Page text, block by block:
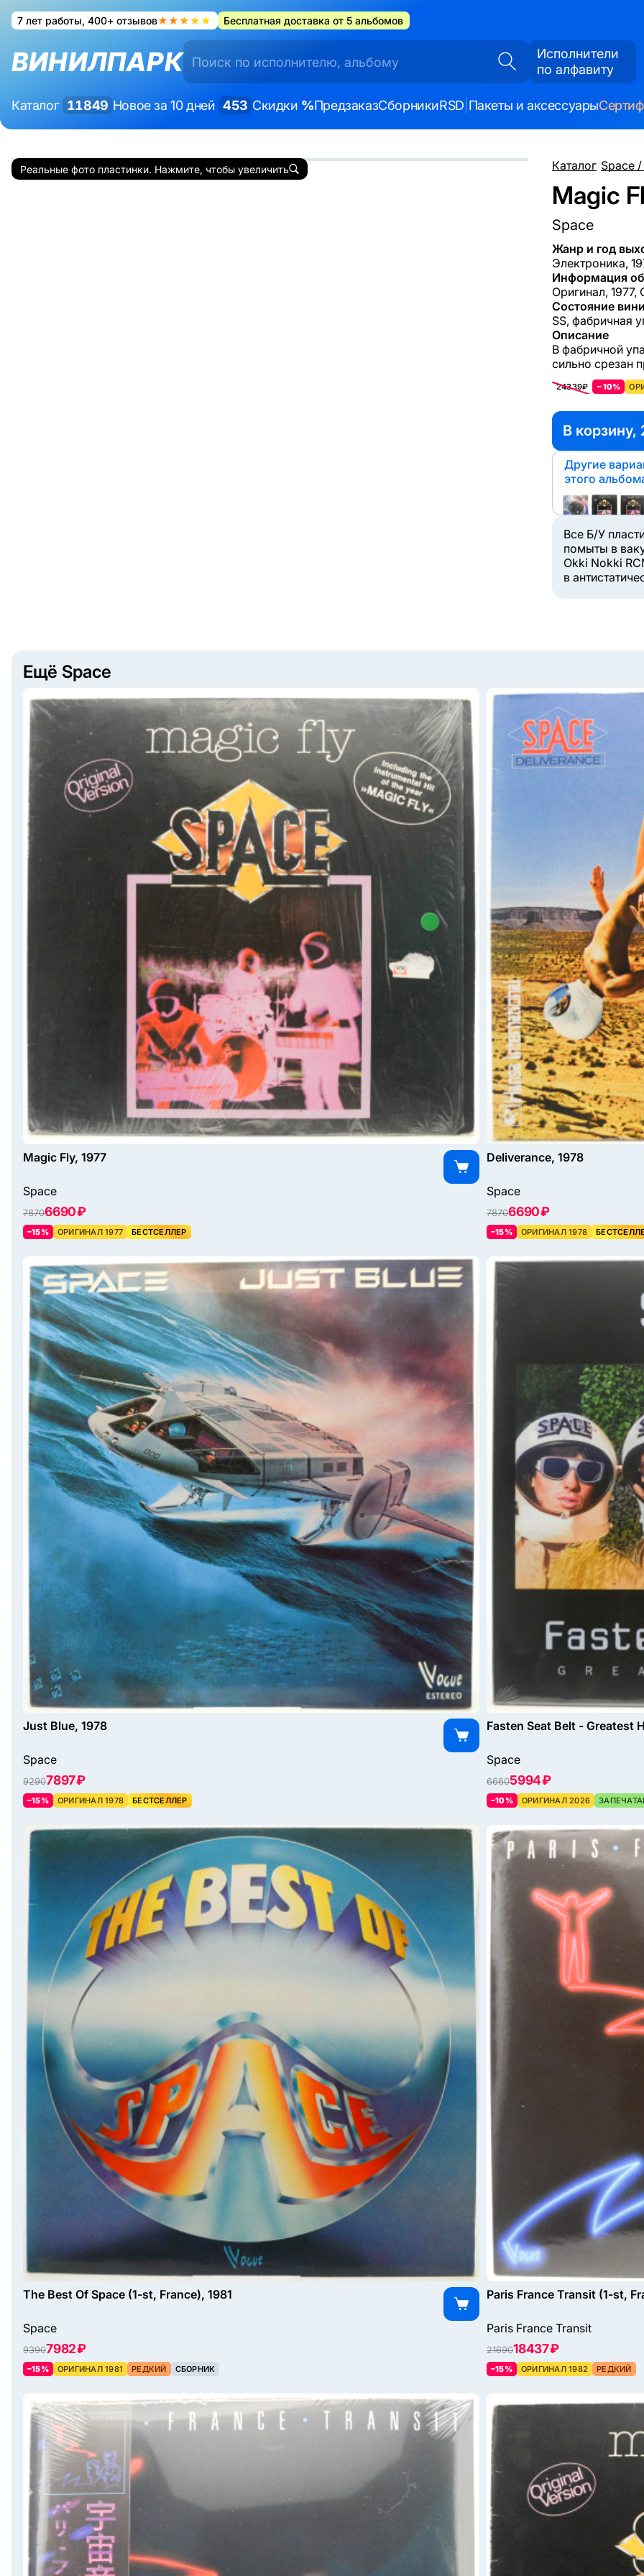
7 лет работы, 400+ отзывов★★★★★ Бесплатная доставка от 5 альбомов
ВИНИЛПАРК
Исполнители
по алфавиту
Каталог 11849 Новое за 10 дней 453 Скидки %ПредзаказСборникиRSD Пакеты и аксессуары
Каталог/Space
Magic
Space
Жанр и год
Электроника,
Информация
Оригинал,
Состояние
SS, фабричная
Описание
В фабричной
сильно срезан
24339₽ −10%
В корзину,
Другие
этого
Все Б/У
помыты в
Okki Nokki
в
Реальные фото пластинки. Нажмите, чтобы увеличить
Ещё Space
Magic Fly, 1977
Space
78706690 ₽
–15% ОРИГИНАЛ 1977 БЕСТСЕЛЛЕР
Deliverance, 1978
Space
78706690 ₽
–15% ОРИГИНАЛ 1978
Just Blue, 1978
Space
92907897 ₽
–15% ОРИГИНАЛ 1978 БЕСТСЕЛЛЕР
Fasten Seat Belt - Greatest
Space
66605994 ₽
–10% ОРИГИНАЛ 2026
The Best Of Space (1-st, France), 1981
Space
93907982 ₽
–15% ОРИГИНАЛ 1981 РЕДКИЙ СБОРНИК
Paris France Transit (1-st,
Paris France Transit
2169018437 ₽
–15% ОРИГИНАЛ 1982 РЕДКИЙ